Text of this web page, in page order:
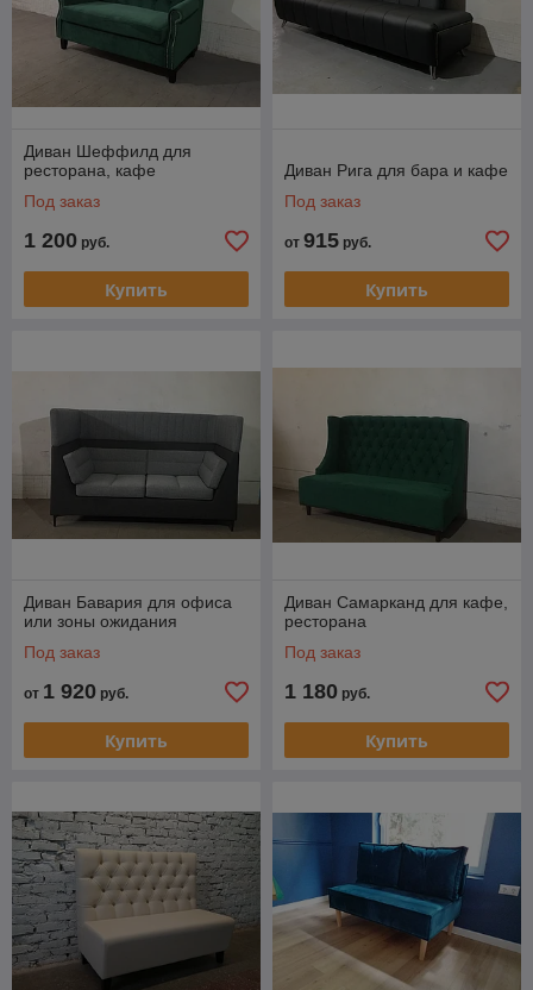
Диван Шеффилд для
ресторана, кафе
Под заказ
1 200 руб.
Купить
Диван Рига для бара и кафе
Под заказ
от 915 руб.
Купить
Диван Бавария для офиса
или зоны ожидания
Под заказ
от 1 920 руб.
Купить
Диван Самарканд для кафе,
ресторана
Под заказ
1 180 руб.
Купить